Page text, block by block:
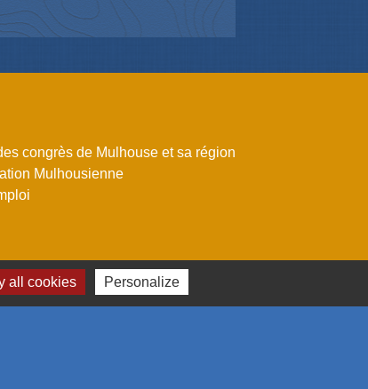
congrès de Mulhouse et sa région
Mulhousienne
all cookies Personalize